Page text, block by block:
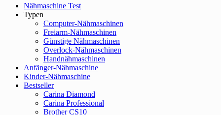
Close
Menu
Nähmaschine Test
Typen
Computer-Nähmaschinen
Freiarm-Nähmaschinen
Günstige Nähmaschinen
Overlock-Nähmaschinen
Handnähmaschinen
Anfänger-Nähmaschine
Kinder-Nähmaschine
Bestseller
Carina Diamond
Carina Professional
Brother CS10